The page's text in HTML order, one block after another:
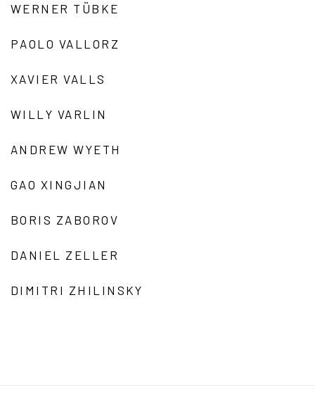
WERNER TÜBKE
PAOLO VALLORZ
XAVIER VALLS
WILLY VARLIN
ANDREW WYETH
GAO XINGJIAN
BORIS ZABOROV
DANIEL ZELLER
DIMITRI ZHILINSKY